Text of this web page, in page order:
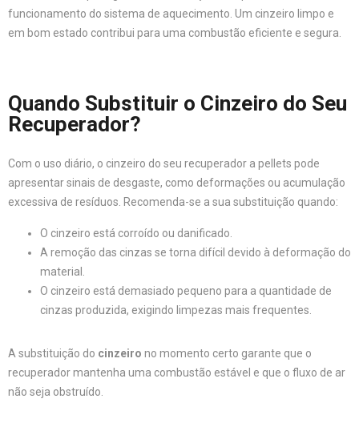
funcionamento do sistema de aquecimento. Um cinzeiro limpo e
em bom estado contribui para uma combustão eficiente e segura.
Quando Substituir o Cinzeiro do Seu
Recuperador?
Com o uso diário, o cinzeiro do seu recuperador a pellets pode
apresentar sinais de desgaste, como deformações ou acumulação
excessiva de resíduos. Recomenda-se a sua substituição quando:
O cinzeiro está corroído ou danificado.
A remoção das cinzas se torna difícil devido à deformação do
material.
O cinzeiro está demasiado pequeno para a quantidade de
cinzas produzida, exigindo limpezas mais frequentes.
A substituição do cinzeiro no momento certo garante que o
recuperador mantenha uma combustão estável e que o fluxo de ar
não seja obstruído.